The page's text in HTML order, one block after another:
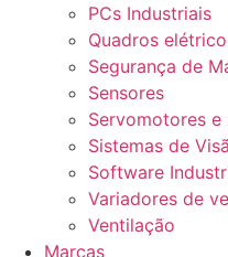
PCs Industriais
Quadros
Segurança de
Sensores
Servomotores
Sistemas de
Software
Variadores de
Ventilação
Marcas